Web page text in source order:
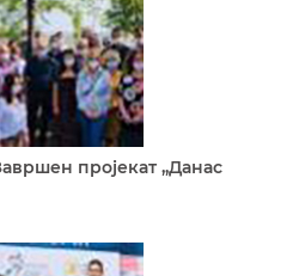
пројекат „Данас